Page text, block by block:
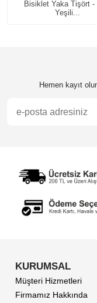
Bisiklet Yaka Tişört -
Yeşili...
Hemen kayıt
KURUMSAL
Müşteri Hizmetleri
Firmamız Hakkında